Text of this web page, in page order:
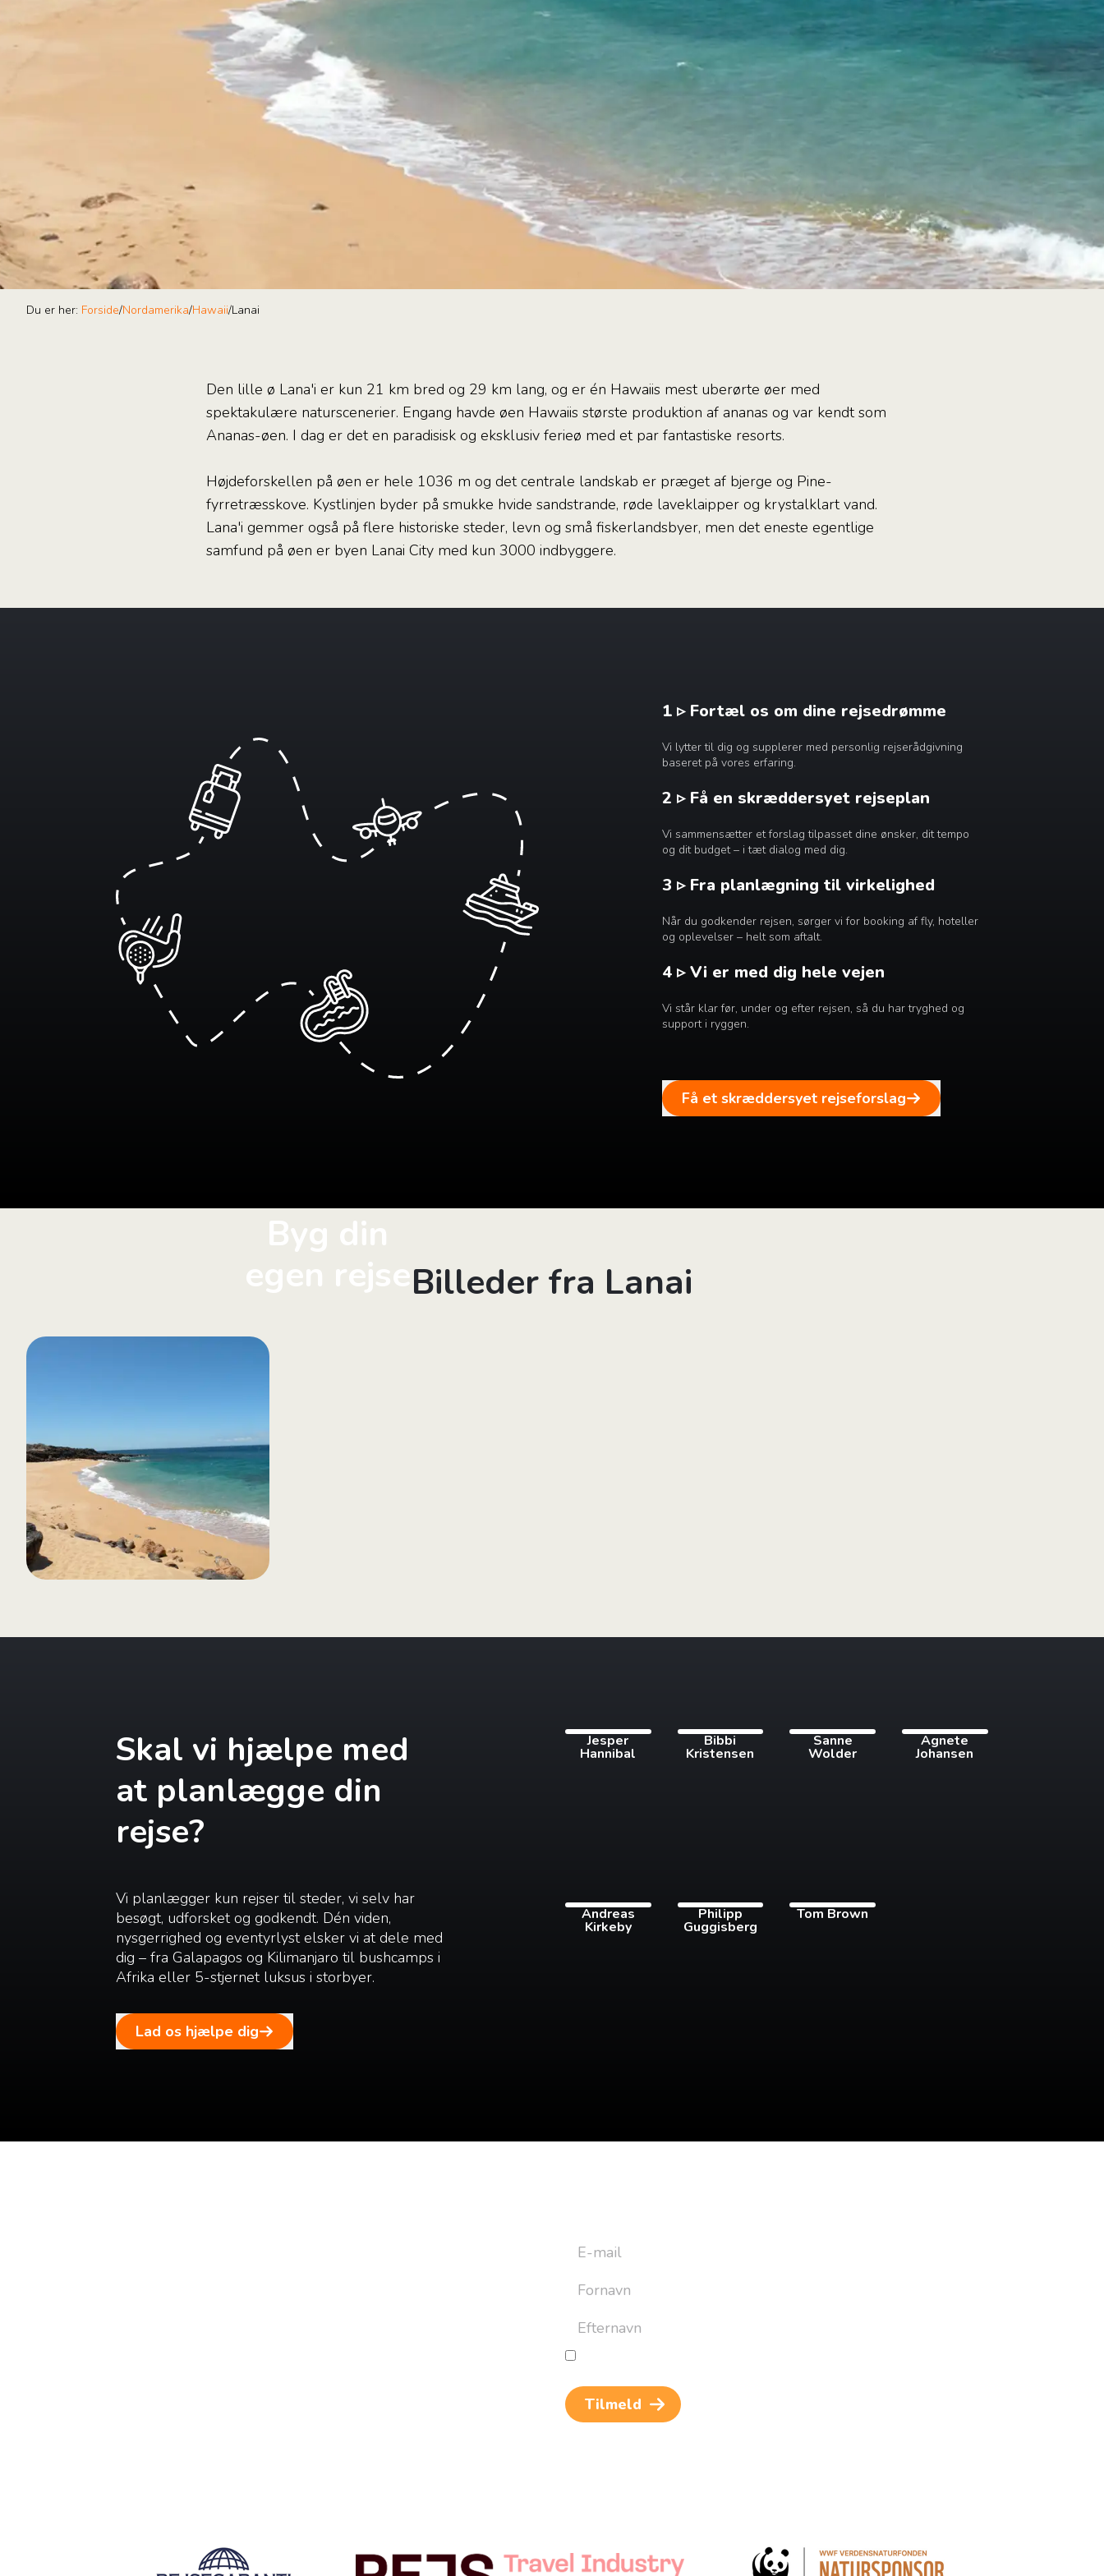
Du er her: Forside/Nordamerika/Hawaii/Lanai
Den lille ø Lana'i er kun 21 km bred og 29 km lang, og er én Hawaiis mest uberørte øer med
spektakulære naturscenerier. Engang havde øen Hawaiis største produktion af ananas og var kendt som
Ananas-øen. I dag er det en paradisisk og eksklusiv ferieø med et par fantastiske resorts.
Højdeforskellen på øen er hele 1036 m og det centrale landskab er præget af bjerge og Pine-
fyrretræsskove. Kystlinjen byder på smukke hvide sandstrande, røde laveklaipper og krystalklart vand.
Lana'i gemmer også på flere historiske steder, levn og små fiskerlandsbyer, men det eneste egentlige
samfund på øen er byen Lanai City med kun 3000 indbyggere.
Byg din
egen rejse
1 ▹ Fortæl os om dine rejsedrømme
Vi lytter til dig og supplerer med personlig rejserådgivning
baseret på vores erfaring.
2 ▹ Få en skræddersyet rejseplan
Vi sammensætter et forslag tilpasset dine ønsker, dit tempo
og dit budget – i tæt dialog med dig.
3 ▹ Fra planlægning til virkelighed
Når du godkender rejsen, sørger vi for booking af fly, hoteller
og oplevelser – helt som aftalt.
4 ▹ Vi er med dig hele vejen
Vi står klar før, under og efter rejsen, så du har tryghed og
support i ryggen.
Få et skræddersyet rejseforslag
Billeder fra Lanai
Skal vi hjælpe med
at planlægge din
rejse?
Vi planlægger kun rejser til steder, vi selv har
besøgt, udforsket og godkendt. Dén viden,
nysgerrighed og eventyrlyst elsker vi at dele med
dig – fra Galapagos og Kilimanjaro til bushcamps i
Afrika eller 5-stjernet luksus i storbyer.
Lad os hjælpe dig
Jesper
Hannibal
Bibbi
Kristensen
Sanne
Wolder
Agnete
Johansen
Andreas
Kirkeby
Philipp
Guggisberg
Tom Brown